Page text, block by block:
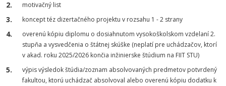
motivačný list
koncept téz dizertačného projektu v rozsahu 1 - 2 strany
overenú kópiu diplomu o dosiahnutom vysokoškolskom vzdelaní 2.
stupňa a vysvedčenia o štátnej skúške (neplatí pre uchádzačov, ktorí
v akad. roku 2025/2026 končia inžinierske štúdium na FIIT STU)
výpis výsledok štúdia/zoznam absolvovaných predmetov potvrdený
fakultou, ktorú uchádzač absolvoval alebo overenú kópiu dodatku k